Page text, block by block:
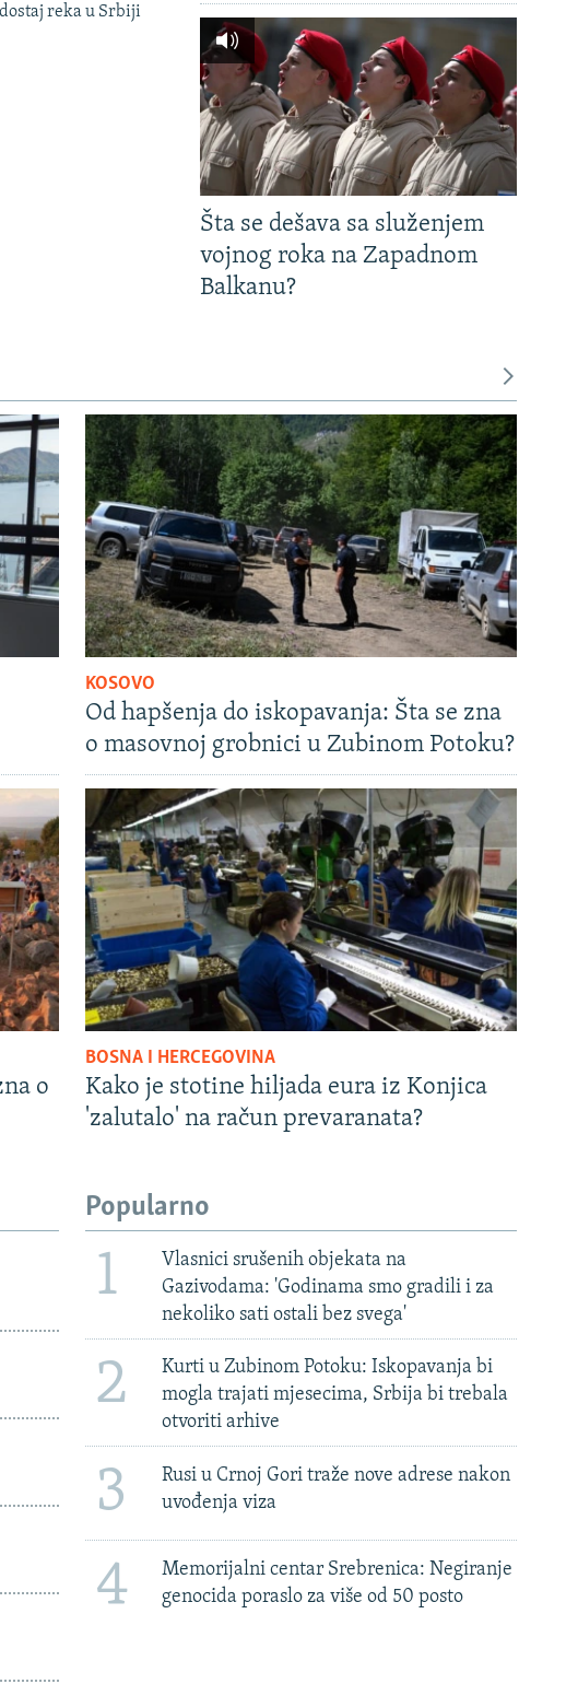
reka u Srbiji
Šta se dešava sa služenjem
vojnog roka na Zapadnom
Balkanu?
KOSOVO
Od hapšenja do iskopavanja: Šta se zna
o masovnoj grobnici u Zubinom Potoku?
o
BOSNA I HERCEGOVINA
Kako je stotine hiljada eura iz Konjica
'zalutalo' na račun prevaranata?
Popularno
1
Vlasnici srušenih objekata na
Gazivodama: 'Godinama smo gradili i za
nekoliko sati ostali bez svega'
2
Kurti u Zubinom Potoku: Iskopavanja bi
mogla trajati mjesecima, Srbija bi trebala
otvoriti arhive
3
Rusi u Crnoj Gori traže nove adrese nakon
uvođenja viza
4
Memorijalni centar Srebrenica: Negiranje
genocida poraslo za više od 50 posto